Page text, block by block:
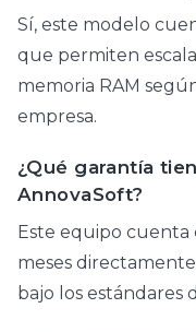
Sí, este modelo
que permiten
memoria RAM
empresa.
¿Qué garantía
AnnovaSoft?
Este equipo cuenta
meses
bajo los estándares